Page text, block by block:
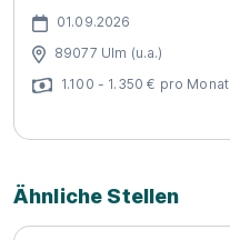
01.09.2026
89077 Ulm (u.a.)
1.100 - 1.350 € pro Monat
Ähnliche Stellen